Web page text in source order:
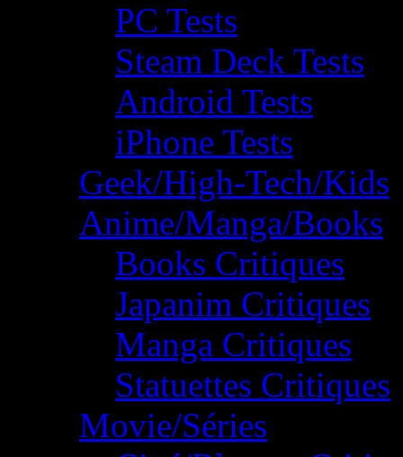
PC Tests
Steam Deck Tests
Android Tests
iPhone Tests
Geek/High-Tech/Kids
Anime/Manga/Books
Books Critiques
Japanim Critiques
Manga Critiques
Statuettes Critiques
Movie/Séries